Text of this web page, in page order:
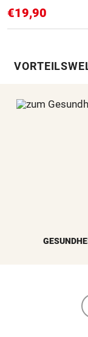
€19,90